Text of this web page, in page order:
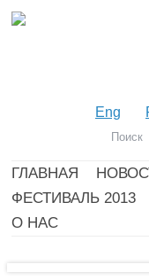
Eng
ГЛАВНАЯ
ФЕСТИВАЛЬ 2013
О НАС